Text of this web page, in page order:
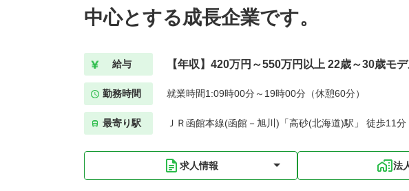
中心とする成長企業です。
給与 【年収】420万円～550万円以上 22歳～30歳モ
勤務時間 就業時間1:09時00分～19時00分（休憩60分）
最寄り駅 ＪＲ函館本線(函館－旭川)「高砂(北海道)駅」 徒歩11分
求人情報 法